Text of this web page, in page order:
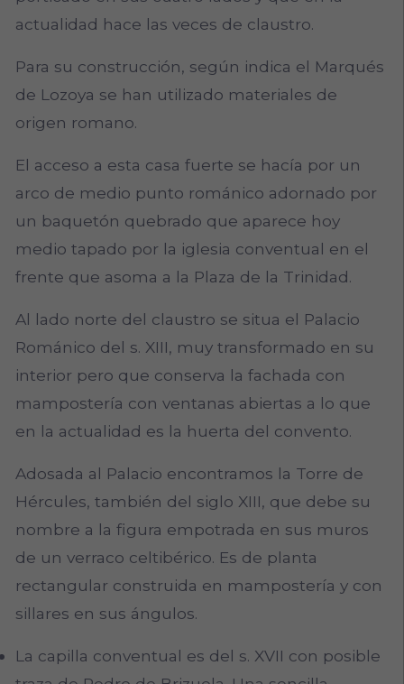
actualidad hace las veces de claustro.
Para su construcción, según indica el Marqués
de Lozoya se han utilizado materiales de
origen romano.
El acceso a esta casa fuerte se hacía por un
arco de medio punto románico adornado por
un baquetón quebrado que aparece hoy
medio tapado por la iglesia conventual en el
frente que asoma a la Plaza de la Trinidad.
Al lado norte del claustro se situa el Palacio
Románico del s. XIII, muy transformado en su
interior pero que conserva la fachada con
mampostería con ventanas abiertas a lo que
en la actualidad es la huerta del convento.
Adosada al Palacio encontramos la Torre de
Hércules, también del siglo XIII, que debe su
nombre a la figura empotrada en sus muros
de un verraco celtibérico. Es de planta
rectangular construida en mampostería y con
sillares en sus ángulos.
La capilla conventual es del s. XVII con posible